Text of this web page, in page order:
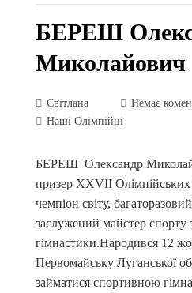
БЕРЕШ
Миколайович
Світлана
Немає
Наші Олімпійці
БЕРЕШ Олександр
призер XХVIІ Олімпійських
чемпіон світу,
заслужений майстер спорту
гімнастики.Народився 12
Первомайську Луганської
займатися спортивною